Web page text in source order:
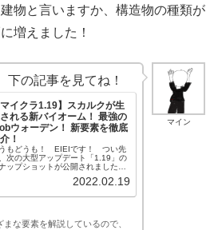
物と言いますか、構造物の種類が
増えました！
マイン
下の記事を見てね！
マイクラ1.19】スカルクが生
れる新バイオーム！ 最強の
ウォーデン！ 新要素を徹底
！
もどうも！ EIEIです！ つい先
次の大型アップデート「1.19」の
ップショットが公開されましたの
、1.18で追加が見送られた、
2022.02.19
な要素を解説しているので、